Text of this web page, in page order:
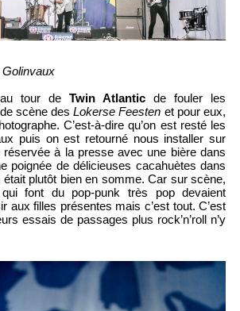
au tour deTwin Atlantic de fouler les
scène desLokerse Feesten et pour eux,
C’est-à-dire qu’on est resté les
puis on est retourné nous installer sur
réservée à la presse avec une bière dans
poignée de délicieuses cacahuètes dans
plutôt bien en somme. Car sur scène,
font du pop-punk très pop devaient
aux filles présentes mais c’est tout. C’est
essais de passages plus rock’n’roll n’y